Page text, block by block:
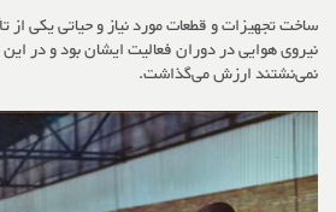
ساخت تجهیزات و قطعات مورد نیاز و حیاتی یکی از
نیروی هوایی در دوران فعالیت ایشان بود و در
نمی‌نشتند ارزش می‌گذاشت.